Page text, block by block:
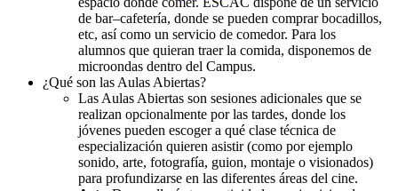
de bar–cafetería, donde se pueden comprar bocadillos,
etc, así como un servicio de comedor. Para los
alumnos que quieran traer la comida, disponemos de
microondas dentro del Campus.
¿Qué son las Aulas Abiertas?
Las Aulas Abiertas son sesiones adicionales que se
realizan opcionalmente por las tardes, donde los
jóvenes pueden escoger a qué clase técnica de
especialización quieren asistir (como por ejemplo
sonido, arte, fotografía, guion, montaje o visionados)
para profundizarse en las diferentes áreas del cine.